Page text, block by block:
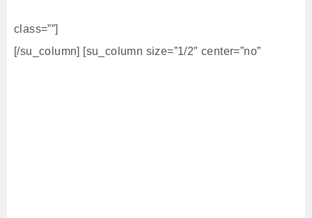
class=””]
[/su_column] [su_column size=”1/2″ center=”no”